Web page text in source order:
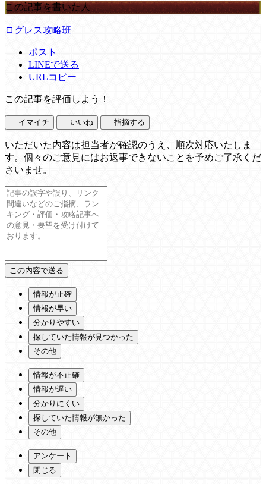
この記事を書いた人
ログレス攻略班
ポスト
LINEで送る
URLコピー
この記事を評価しよう！
イマイチ いいね 指摘する
いただいた内容は担当者が確認のうえ、順次対応いたしま
す。個々のご意見にはお返事できないことを予めご了承くだ
さいませ。
情報が正確
情報が早い
分かりやすい
探していた情報が見つかった
その他
情報が不正確
情報が遅い
分かりにくい
探していた情報が無かった
その他
アンケート
閉じる